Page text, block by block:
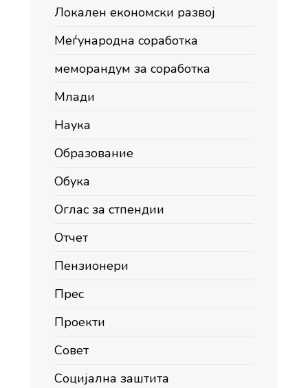
Локален економски развој
Меѓународна соработка
меморандум за соработка
Млади
Наука
Образование
Обука
Оглас за стпендии
Отчет
Пензионери
Прес
Проекти
Совет
Социјална заштита